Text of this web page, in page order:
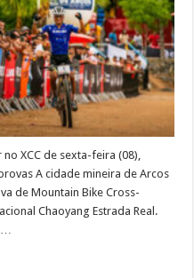
XCC de sexta-feira (08),
A cidade mineira de Arcos
de Mountain Bike Cross-
Chaoyang Estrada Real.
…